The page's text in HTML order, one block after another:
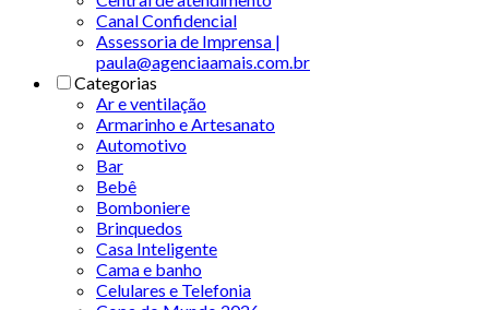
Canal Confidencial
Assessoria de Imprensa |
paula@agenciaamais.com.br
Categorias
Ar e ventilação
Armarinho e Artesanato
Automotivo
Bar
Bebê
Bomboniere
Brinquedos
Casa Inteligente
Cama e banho
Celulares e Telefonia